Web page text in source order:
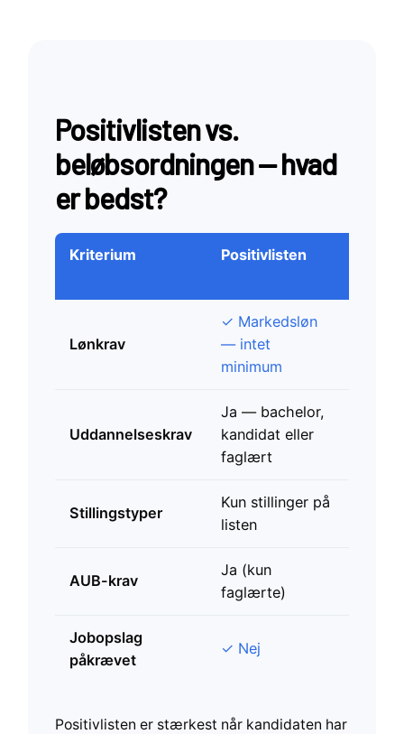
Positivlisten vs.
beløbsordningen — hvad
er bedst?
Kriterium Positivlisten
Lønkrav
✓ Markedsløn
— intet
minimum
Uddannelseskrav
Ja — bachelor,
kandidat eller
faglært
Stillingstyper
Kun stillinger på
listen
AUB-krav
Ja (kun
faglærte)
Jobopslag
påkrævet
✓ Nej
Positivlisten er stærkest når kandidaten har